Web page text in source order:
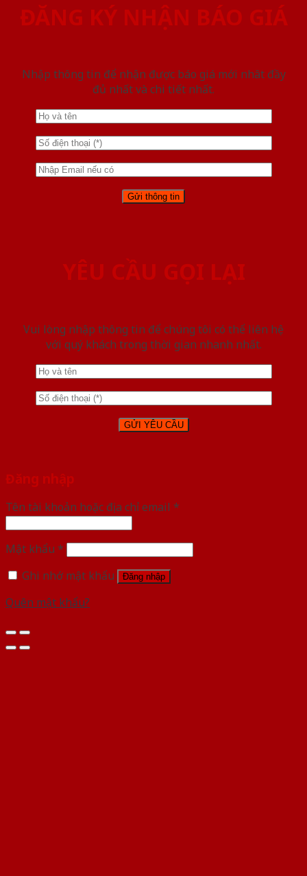
ĐĂNG KÝ NHẬN BÁO GIÁ
Nhập thông tin để nhận được báo giá mới nhât đầy
đủ nhất và chi tiết nhất.
YÊU CẦU GỌI LẠI
Vui lòng nhập thông tin để chúng tôi có thể liên hệ
với quý khách trong thời gian nhanh nhất.
Đăng nhập
Tên tài khoản hoặc địa chỉ email *
Mật khẩu *
Ghi nhớ mật khẩu
Đăng nhập
Quên mật khẩu?